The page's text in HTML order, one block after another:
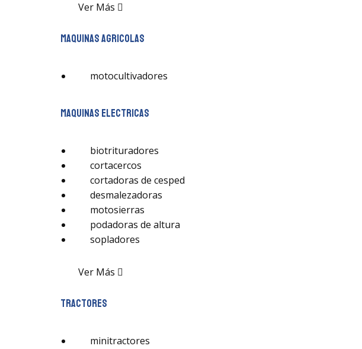
Ver Más
maquinas agricolas
motocultivadores
maquinas electricas
biotrituradores
cortacercos
cortadoras de cesped
desmalezadoras
motosierras
podadoras de altura
sopladores
Ver Más
tractores
minitractores